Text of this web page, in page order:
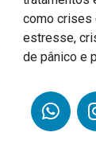
como crises
estresse,
de pânico e